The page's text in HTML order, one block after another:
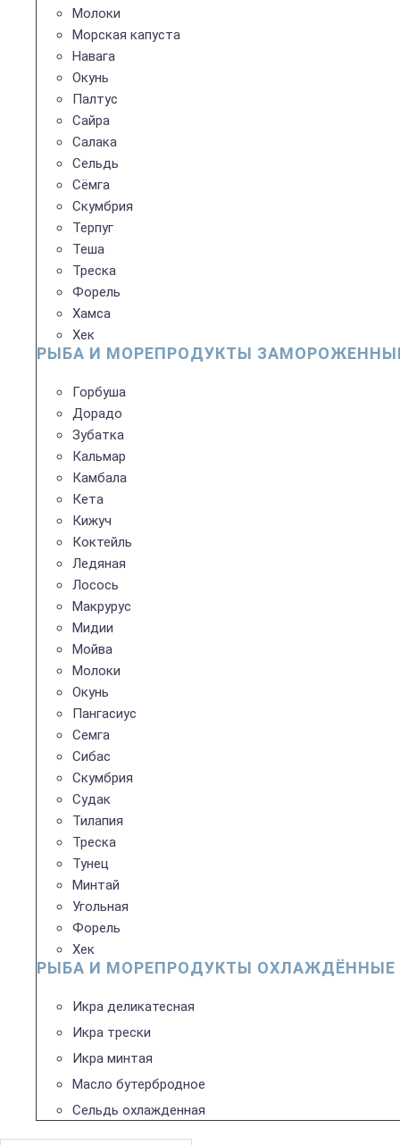
Молоки
Морская капуста
Навага
Окунь
Палтус
Сайра
Салака
Сельдь
Сёмга
Скумбрия
Терпуг
Теша
Треска
Форель
Хамса
Хек
РЫБА И МОРЕПРОДУКТЫ
Горбуша
Дорадо
Зубатка
Кальмар
Камбала
Кета
Кижуч
Коктейль
Ледяная
Лосось
Макрурус
Мидии
Мойва
Молоки
Окунь
Пангасиус
Семга
Сибас
Скумбрия
Судак
Тилапия
Треска
Тунец
Минтай
Угольная
Форель
Хек
РЫБА И МОРЕПРОДУКТЫ ОХЛАЖДЁННЫЕ
Икра деликатесная
Икра трески
Икра минтая
Масло бутербродное
Сельдь охлажденная